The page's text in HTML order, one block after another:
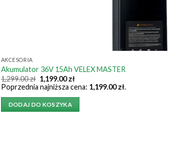
AKCESORIA
Akumulator 36V 15Ah VELEX MASTER
1,299.00zł Pierwotna
cena
wynosiła:
1,299.00 zł.
1,199.00złAktualna
cena
wynosi:
1,199.00 zł.
Poprzednia najniższa cena: 1,199.00zł.
DODAJ DO KOSZYKA